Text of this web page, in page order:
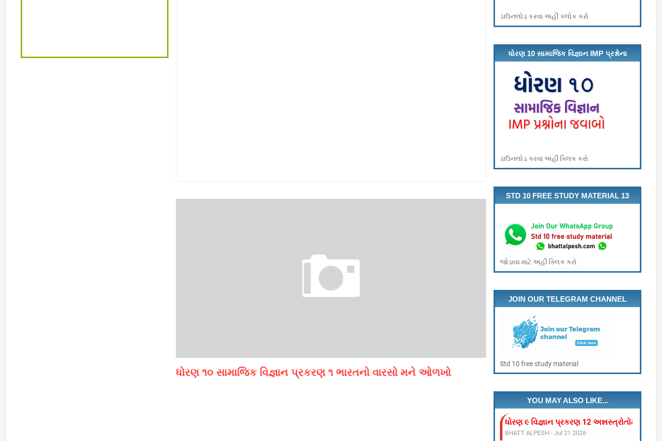
ધોરણ ૧૦ સામાજિક વિજ્ઞાન પ્રકરણ ૧ ભારતનો વારસો મને ઓળખો
ડાઉનલોડ કરવા અહીં ક્લોક કરો
ધોરણ 10 સામાજિક વિજ્ઞાન IMP પ્રશ્નોના
ડાઉનલોડ કરવા અહીં ક્લિક કરો
STD 10 FREE STUDY MATERIAL 13
જોડાવા માટે અહીં ક્લિક કરો
JOIN OUR TELEGRAM CHANNEL
Std 10 free study material
YOU MAY ALSO LIKE...
ધોરણ ૯ વિજ્ઞાન પ્રકરણ : ૧ આપણી આસપાસ માં
BHATT ALPESH - Jul 21 2026